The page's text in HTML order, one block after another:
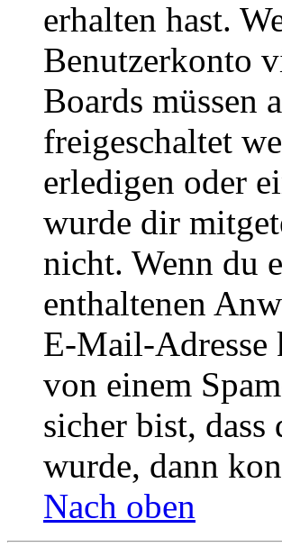
erhalten hast.
Benutzerkonto
Boards müssen
freigeschaltet
erledigen oder
wurde dir
nicht. Wenn du
enthaltenen
E-Mail-Adresse
von einem
sicher bist,
wurde, dann
Nach oben